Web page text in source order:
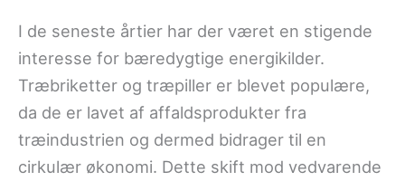
I de seneste årtier har der været en stigende
interesse for bæredygtige energikilder.
Træbriketter og træpiller er blevet populære,
da de er lavet af affaldsprodukter fra
træindustrien og dermed bidrager til en
cirkulær økonomi. Dette skift mod vedvarende